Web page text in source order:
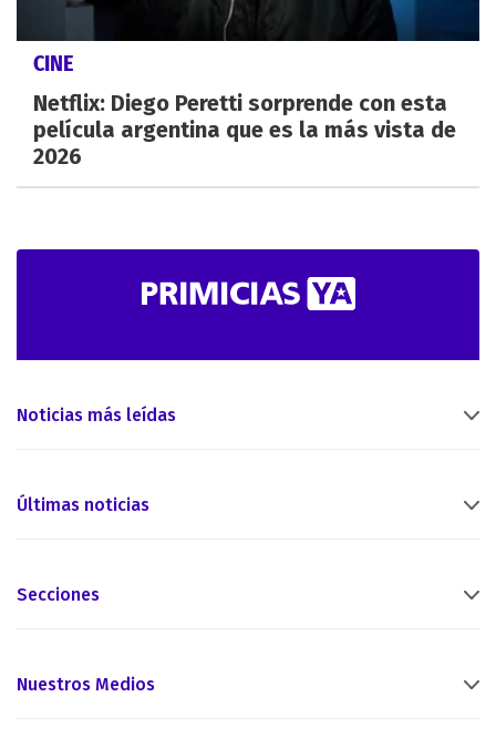
CINE
Netflix: Diego Peretti sorprende con esta
película argentina que es la más vista de
2026
Noticias más leídas
Últimas noticias
Secciones
Nuestros Medios